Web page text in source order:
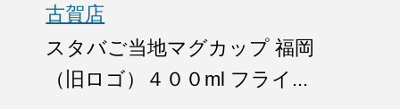
古賀店
スタバご当地マグカップ 福岡
（旧ロゴ）４００ml フライ...